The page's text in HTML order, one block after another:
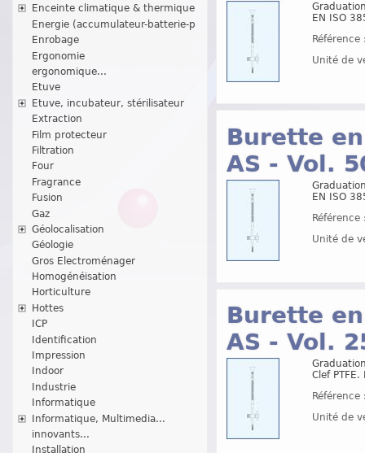
Enceinte climatique & thermique
Energie (accumulateur-batterie-p
Enrobage
Ergonomie
ergonomique...
Etuve
Etuve, incubateur, stérilisateur
Extraction
Film protecteur
Filtration
Four
Fragrance
Fusion
Gaz
Géolocalisation
Géologie
Gros Electroménager
Homogénéisation
Horticulture
Hottes
ICP
Identification
Impression
Indoor
Industrie
Informatique
Informatique, Multimedia...
innovants...
Installation
EN ISO
Unité de
Burette
AS - Vol.
EN ISO
Unité de
Burette
AS - Vol.
Clef
Unité de